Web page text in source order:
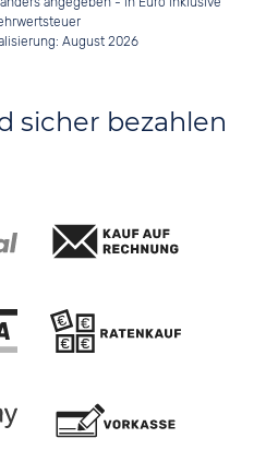
August 2026
sicher bezahlen